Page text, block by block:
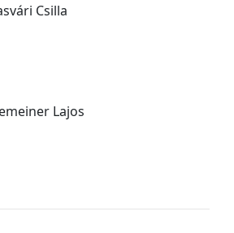
Csilla
Lajos